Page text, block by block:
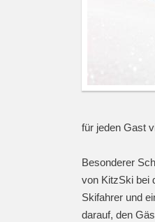
für jeden Gast
Besonderer
von KitzSki bei
Skifahrer und
darauf, den